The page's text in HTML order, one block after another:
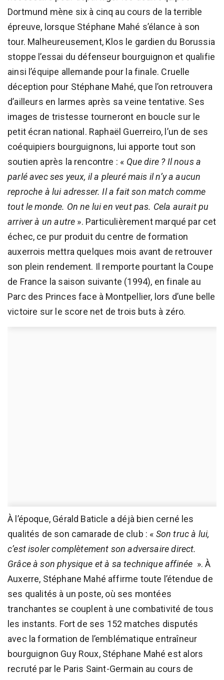
Dortmund mène six à cinq au cours de la terrible
épreuve, lorsque Stéphane Mahé s’élance à son
tour. Malheureusement, Klos le gardien du Borussia
stoppe l’essai du défenseur bourguignon et qualifie
ainsi l’équipe allemande pour la finale. Cruelle
déception pour Stéphane Mahé, que l’on retrouvera
d’ailleurs en larmes après sa veine tentative. Ses
images de tristesse tourneront en boucle sur le
petit écran national. Raphaël Guerreiro, l’un de ses
coéquipiers bourguignons, lui apporte tout son
soutien après la rencontre : « Que dire ? Il nous a
parlé avec ses yeux, il a pleuré mais il n’y a aucun
reproche à lui adresser. Il a fait son match comme
tout le monde. On ne lui en veut pas. Cela aurait pu
arriver à un autre ». Particulièrement marqué par cet
échec, ce pur produit du centre de formation
auxerrois mettra quelques mois avant de retrouver
son plein rendement. Il remporte pourtant la Coupe
de France la saison suivante (1994), en finale au
Parc des Princes face à Montpellier, lors d’une belle
victoire sur le score net de trois buts à zéro.
À l’époque, Gérald Baticle a déjà bien cerné les
qualités de son camarade de club : « Son truc à lui,
c’est isoler complètement son adversaire direct.
Grâce à son physique et à sa technique affinée ». À
Auxerre, Stéphane Mahé affirme toute l’étendue de
ses qualités à un poste, où ses montées
tranchantes se couplent à une combativité de tous
les instants. Fort de ses 152 matches disputés
avec la formation de l’emblématique entraîneur
bourguignon Guy Roux, Stéphane Mahé est alors
recruté par le Paris Saint-Germain au cours de